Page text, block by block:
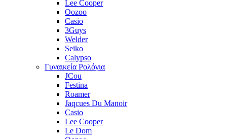
Lee Cooper
Oozoo
Casio
3Guys
Welder
Seiko
Calypso
Γυναικεία Ρολόγια
JCou
Festina
Roamer
Jaqcues Du Manoir
Casio
Lee Cooper
Le Dom